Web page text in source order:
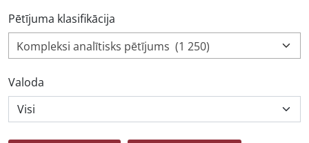
Pētījuma klasifikācija
Kompleksi analītisks pētījums (1 250)
Valoda